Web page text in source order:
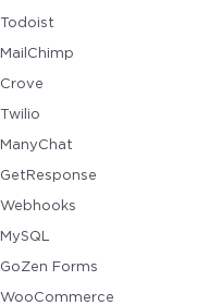
Todoist
MailChimp
Crove
Twilio
ManyChat
GetResponse
Webhooks
MySQL
GoZen Forms
WooCommerce